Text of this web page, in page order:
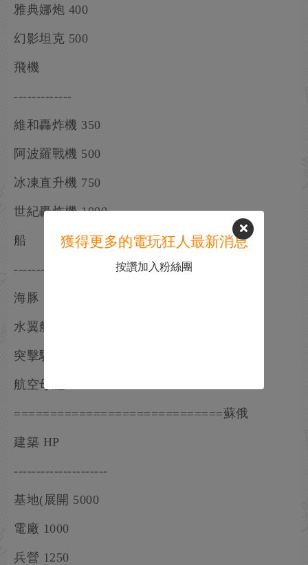
雅典娜炮 400
幻影坦克 500
飛機
-------------
維和轟炸機 350
阿波羅戰機 500
冰凍直升機 750
世紀轟炸機 1000
船
-------------
海豚 300
水翼船 400
突擊驅逐艦 1200
航空母艦 1500
=============================蘇俄
建築 HP
---------------------
基地(展開 5000
電廠 1000
兵營 1250
獲得更多的電玩狂人最新消息
按讚加入粉絲團